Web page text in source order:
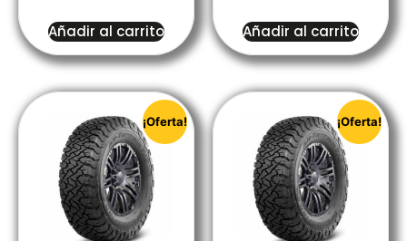
Añadir al carrito Añadir al carrito
¡Oferta! ¡Oferta!